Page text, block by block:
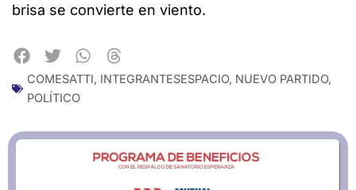
brisa se convierte en viento.
COMESATTI, INTEGRANTESESPACIO, NUEVO PARTIDO,
POLÍTICO